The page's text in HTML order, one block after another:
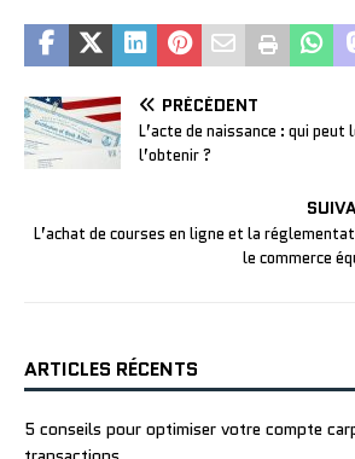
PRÉCÉDENT
L’acte de naissance : qui
l’obtenir ?
L’achat de courses en ligne et la
le commerce
ARTICLES RÉCENTS
5 conseils pour optimiser votre compte